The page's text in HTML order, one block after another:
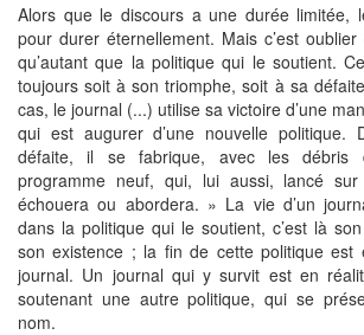
Alors que le discours a une durée limitée,
pour durer éternellement. Mais c’est
qu’autant que la politique qui le soutient.
toujours soit à son triomphe, soit à sa
cas, le journal (...) utilise sa victoire d’une
qui est augurer d’une nouvelle
défaite, il se fabrique, avec les
programme neuf, qui, lui aussi, lancé
échouera ou abordera. » La vie d’un
dans la politique qui le soutient, c’est là
son existence ; la fin de cette politique est
journal. Un journal qui y survit est en
soutenant une autre politique, qui se
nom.